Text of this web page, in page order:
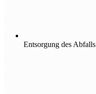
Entsorgung des Abfalls